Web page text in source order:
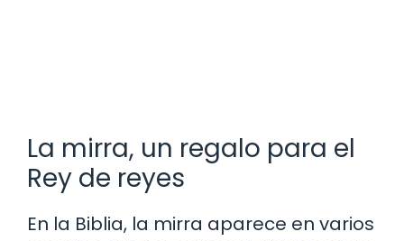
La mirra, un regalo para el
Rey de reyes
En la Biblia, la mirra aparece en varios